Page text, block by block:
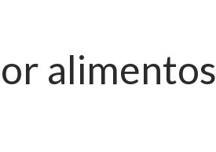
alimentos